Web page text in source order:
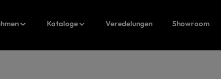
Kataloge Veredelungen Showroom